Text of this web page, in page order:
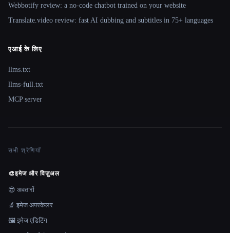
Webbotify review: a no-code chatbot trained on your website
Translate.video review: fast AI dubbing and subtitles in 75+ languages
एआई के लिए
llms.txt
llms-full.txt
MCP server
सभी श्रेणियाँ
🎨इमेज और विज़ुअल
😎 अवतारों
🔬 इमेज अपस्केलर
🖼️ इमेज एडिटिंग